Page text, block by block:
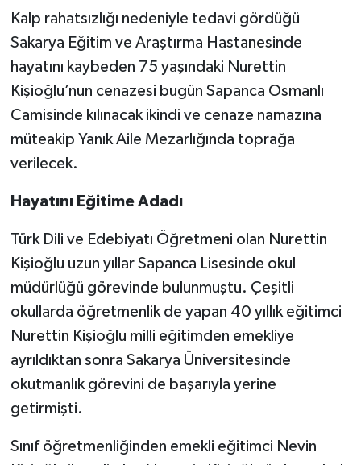
Kalp rahatsızlığı nedeniyle tedavi gördüğü
Sakarya Eğitim ve Araştırma Hastanesinde
hayatını kaybeden 75 yaşındaki Nurettin
Kişioğlu’nun cenazesi bugün Sapanca Osmanlı
Camisinde kılınacak ikindi ve cenaze namazına
müteakip Yanık Aile Mezarlığında toprağa
verilecek.
Hayatını Eğitime Adadı
Türk Dili ve Edebiyatı Öğretmeni olan Nurettin
Kişioğlu uzun yıllar Sapanca Lisesinde okul
müdürlüğü görevinde bulunmuştu. Çeşitli
okullarda öğretmenlik de yapan 40 yıllık eğitimci
Nurettin Kişioğlu milli eğitimden emekliye
ayrıldıktan sonra Sakarya Üniversitesinde
okutmanlık görevini de başarıyla yerine
getirmişti.
Sınıf öğretmenliğinden emekli eğitimci Nevin